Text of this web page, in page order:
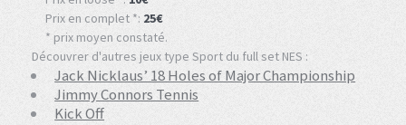
Prix en complet *: 25€
* prix moyen constaté.
Découvrer d'autres jeux type Sport du full set NES :
Jack Nicklaus’ 18 Holes of Major Championship
Jimmy Connors Tennis
Kick Off